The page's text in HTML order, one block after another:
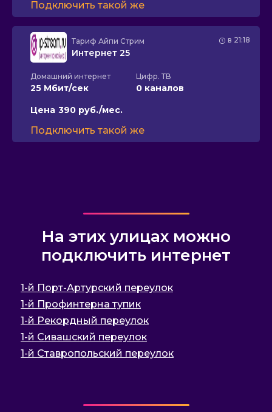
Подключить такой же
в 21:18
Тариф Айпи Стрим
Интернет 25
Домашний интернет
25 Мбит/сек
Цифр. ТВ
0 каналов
Цена 390 руб./мес.
Подключить такой же
На этих улицах можно
подключить интернет
1-й Порт-Артурский переулок
1-й Профинтерна тупик
1-й Рекордный переулок
1-й Сивашский переулок
1-й Ставропольский переулок